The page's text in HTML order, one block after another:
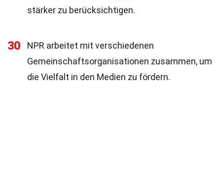
stärker zu berücksichtigen.
30
NPR arbeitet mit verschiedenen
Gemeinschaftsorganisationen zusammen, um
die Vielfalt in den Medien zu fördern.